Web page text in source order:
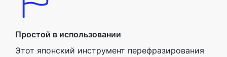
Простой в использовании
Этот японский инструмент перефразирования